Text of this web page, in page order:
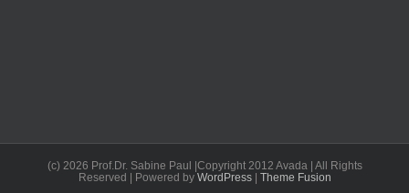
(c) 2026 Prof.Dr. Sabine Paul |Copyright 2012 Avada | All Rights
Reserved | Powered by WordPress| Theme Fusion